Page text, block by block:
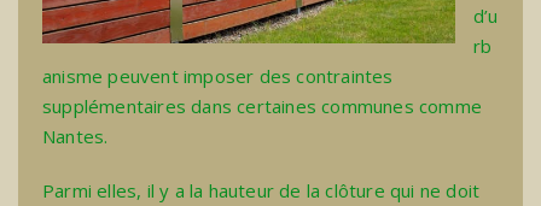
d’u
rb
anisme peuvent imposer des contraintes
supplémentaires dans certaines communes comme
Nantes.
Parmi elles, il y a la hauteur de la clôture qui ne doit